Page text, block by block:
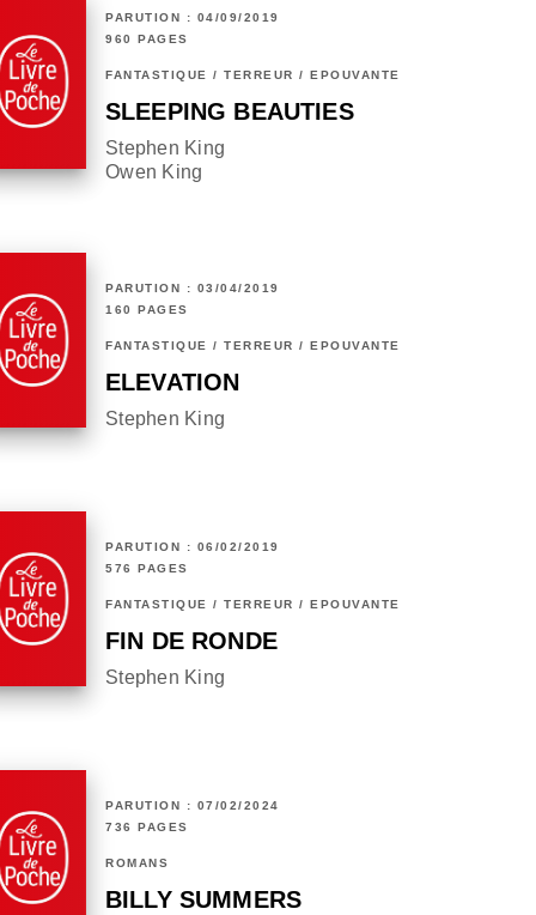
PARUTION : 04/09/2019
960 PAGES
FANTASTIQUE / TERREUR / EPOUVANTE
SLEEPING BEAUTIES
Stephen King
Owen King
PARUTION : 03/04/2019
160 PAGES
FANTASTIQUE / TERREUR / EPOUVANTE
ELEVATION
Stephen King
PARUTION : 06/02/2019
576 PAGES
FANTASTIQUE / TERREUR / EPOUVANTE
FIN DE RONDE
Stephen King
PARUTION : 07/02/2024
736 PAGES
ROMANS
BILLY SUMMERS